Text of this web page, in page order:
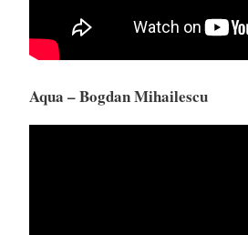
Aqua – Bogdan Mihailescu